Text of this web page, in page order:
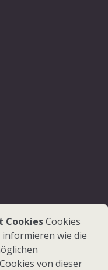
CookiesCookies
wie die
von dieser